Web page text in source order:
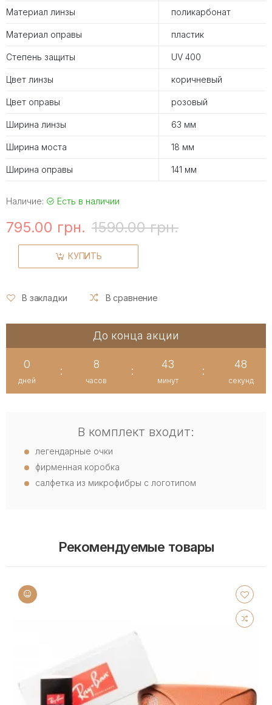
Материал линзы поликарбонат
Материал оправы пластик
Степень защиты UV 400
Цвет линзы коричневый
Цвет оправы розовый
Ширина линзы 63 мм
Ширина моста 18 мм
Ширина оправы 141 мм
Наличие: Есть в наличии
795.00 грн. 1590.00 грн.
КУПИТЬ
В закладки В сравнение
До конца акции
0
дней
:
8
часов
:
43
минут
:
48
секунд
В комплект входит:
легендарные очки
фирменная коробка
салфетка из микрофибры с логотипом
Рекомендуемые товары